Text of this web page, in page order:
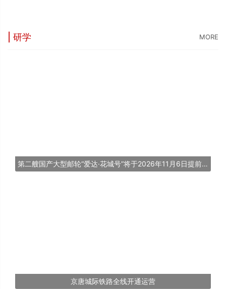
| 研学 MORE
第二艘国产大型邮轮“爱达·花城号”将于2026年11月6日提前交付
京唐城际铁路全线开通运营